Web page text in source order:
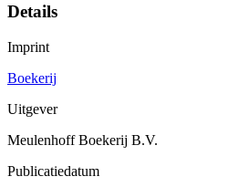
Details
Imprint
Boekerij
Uitgever
Meulenhoff Boekerij B.V.
Publicatiedatum